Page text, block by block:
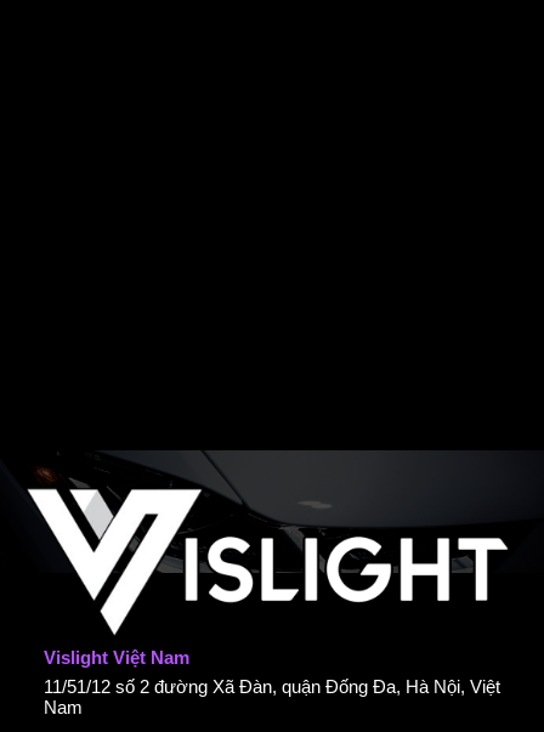
Vislight Việt Nam
11/51/12 số 2 đường Xã Đàn, quận Đống Đa, Hà Nội, Việt
Nam